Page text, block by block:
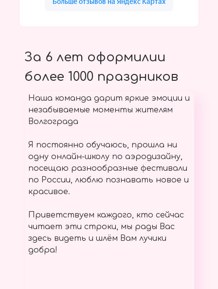
За 6 лет оформилии
более 1000 праздников
Наша команда дарит яркие эмоции и
незабываемые моменты жителям
Волгограда
Я постоянно обучаюсь, прошла ни
одну онлайн-школу по аэродизайну,
посещаю разнообразные фестивали
по России, люблю познавать новое и
красивое.
Приветствуем каждого, кто сейчас
читает эти строки, мы рады Вас
здесь видеть и шлём Вам лучики
добра!